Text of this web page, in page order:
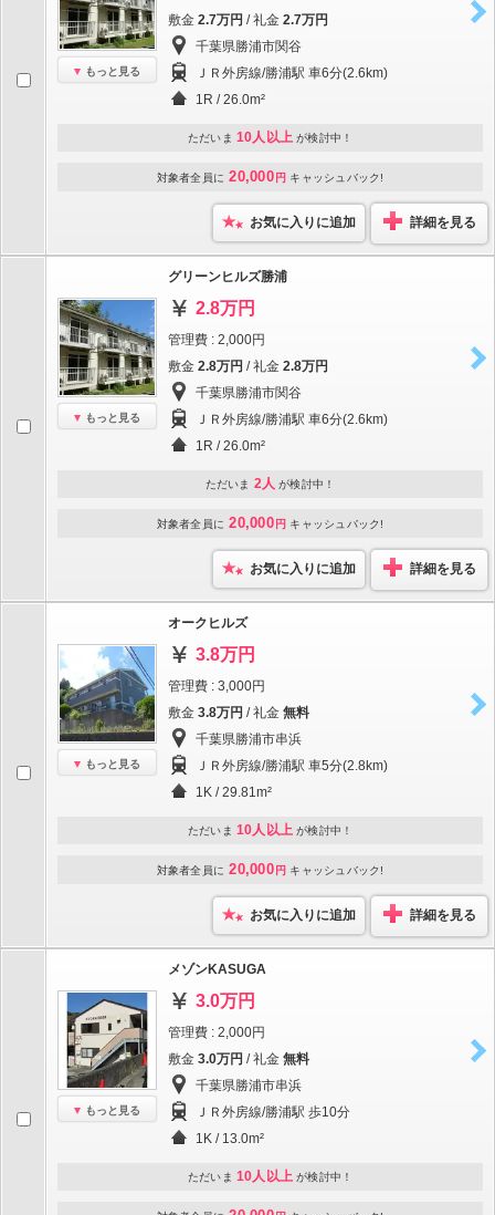
もっと見る
敷金 2.7万円 / 礼金 2.7万円
千葉県勝浦市関谷
ＪＲ外房線/勝浦駅 車6分(2.6km)
1R / 26.0m²
ただいま 10人以上 が検討中！
対象者全員に 20,000 円 キャッシュバック!
お気に入りに追加 詳細を見る
もっと見る
グリーンヒルズ勝浦
2.8万円
管理費 : 2,000円
敷金 2.8万円 / 礼金 2.8万円
千葉県勝浦市関谷
ＪＲ外房線/勝浦駅 車6分(2.6km)
1R / 26.0m²
ただいま 2人 が検討中！
対象者全員に 20,000 円 キャッシュバック!
お気に入りに追加 詳細を見る
もっと見る
オークヒルズ
3.8万円
管理費 : 3,000円
敷金 3.8万円 / 礼金 無料
千葉県勝浦市串浜
ＪＲ外房線/勝浦駅 車5分(2.8km)
1K / 29.81m²
ただいま 10人以上 が検討中！
対象者全員に 20,000 円 キャッシュバック!
お気に入りに追加 詳細を見る
もっと見る
メゾンKASUGA
3.0万円
管理費 : 2,000円
敷金 3.0万円 / 礼金 無料
千葉県勝浦市串浜
ＪＲ外房線/勝浦駅 歩10分
1K / 13.0m²
ただいま 10人以上 が検討中！